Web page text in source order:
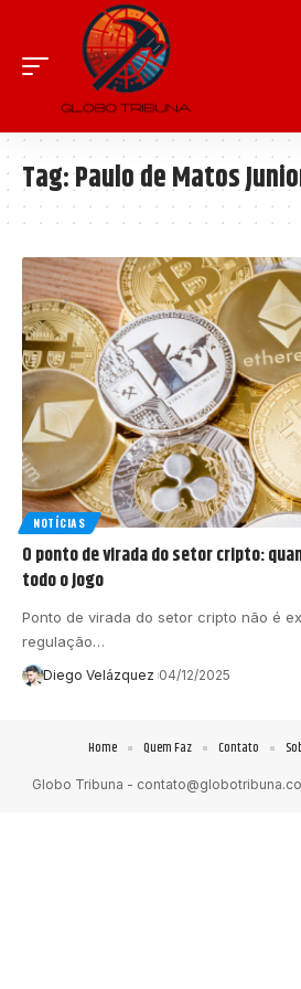
Tag:Paulo de Matos
NOTÍCIAS
O ponto de virada do setor cripto:
todo o jogo
Ponto de virada do setor cripto não é
regulação…
Diego Velázquez 04/12/2025
Globo Tribuna -
Home Quem Faz Contato